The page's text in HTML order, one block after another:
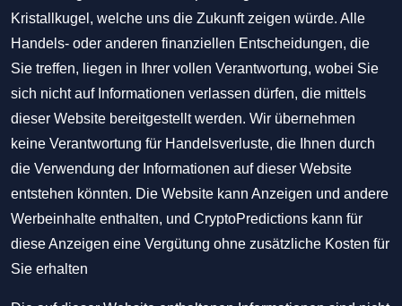
Kristallkugel, welche uns die Zukunft zeigen würde. Alle
Handels- oder anderen finanziellen Entscheidungen, die
Sie treffen, liegen in Ihrer vollen Verantwortung, wobei Sie
sich nicht auf Informationen verlassen dürfen, die mittels
dieser Website bereitgestellt werden. Wir übernehmen
keine Verantwortung für Handelsverluste, die Ihnen durch
die Verwendung der Informationen auf dieser Website
entstehen könnten. Die Website kann Anzeigen und andere
Werbeinhalte enthalten, und CryptoPredictions kann für
diese Anzeigen eine Vergütung ohne zusätzliche Kosten für
Sie erhalten